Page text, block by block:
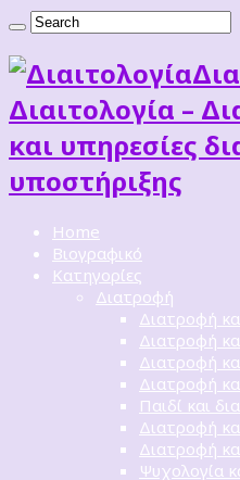
Διαιτολογία –
και υπηρεσίες
υποστήριξης
Home
Βιογραφικό
Κατηγορίες
Διατροφή
Διατροφή
Διατροφή
Διατροφή
Διατροφή
Παιδί και
Διατροφή
Διατροφή
Ψυχολογία